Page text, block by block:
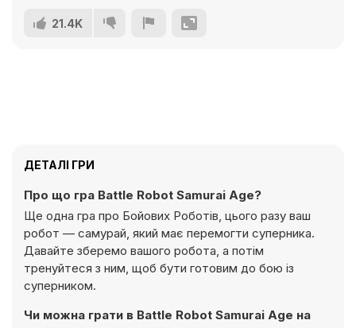
21.4K
ДЕТАЛІ ГРИ
Про що гра Battle Robot Samurai Age?
Ще одна гра про Бойових Роботів, цього разу ваш
робот — самурай, який має перемогти суперника.
Давайте зберемо вашого робота, а потім
тренуйтеся з ним, щоб бути готовим до бою із
суперником.
Чи можна грати в Battle Robot Samurai Age на